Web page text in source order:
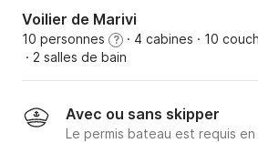
Voilier de Marivi
10 personnes ? · 4 cabines · 10
· 2 salles de bain
Avec ou sans skipper
Le permis bateau est requis